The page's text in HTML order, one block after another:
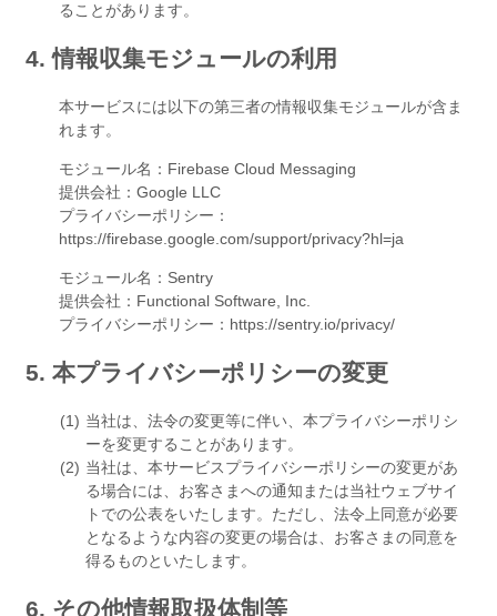
ることがあります。
4. 情報収集モジュールの利用
本サービスには以下の第三者の情報収集モジュールが含ま
れます。
モジュール名：Firebase Cloud Messaging
提供会社：Google LLC
プライバシーポリシー：
https://firebase.google.com/support/privacy?hl=ja
モジュール名：Sentry
提供会社：Functional Software, Inc.
プライバシーポリシー：https://sentry.io/privacy/
5. 本プライバシーポリシーの変更
当社は、法令の変更等に伴い、本プライバシーポリシ
ーを変更することがあります。
当社は、本サービスプライバシーポリシーの変更があ
る場合には、お客さまへの通知または当社ウェブサイ
トでの公表をいたします。ただし、法令上同意が必要
となるような内容の変更の場合は、お客さまの同意を
得るものといたします。
6. その他情報取扱体制等